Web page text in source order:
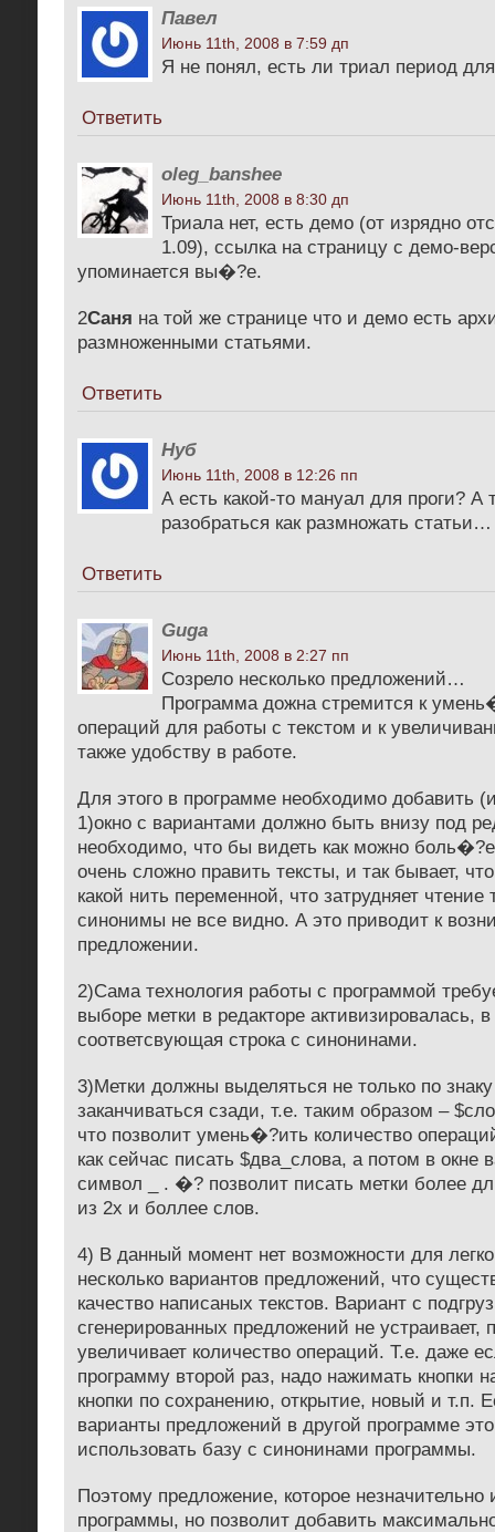
Павел
Июнь 11th, 2008 в 7:59 дп
Я не понял, есть ли триал период
Ответить
oleg_banshee
Июнь 11th, 2008 в 8:30 дп
Триала нет, есть демо (от изрядно
1.09), ссылка на страницу с демо-
упоминается вы�?е.
2Саня на той же странице что и демо есть
размноженными статьями.
Ответить
Нуб
Июнь 11th, 2008 в 12:26 пп
А есть какой-то мануал для проги? А
разобраться как размножать статьи…
Ответить
Guga
Июнь 11th, 2008 в 2:27 пп
Cозрело несколько предложений…
Программа дожна стремится к
операций для работы с текстом и к
также удобству в работе.
Для этого в программе необходимо добавить
1)окно с вариантами должно быть внизу под
необходимо, что бы видеть как можно
очень сложно править тексты, и так бывает,
какой нить переменной, что затрудняет чтение
синонимы не все видно. А это приводит к
предложении.
2)Сама технология работы с программой
выборе метки в редакторе активизировалась,
соответсвующая строка с синонинами.
3)Метки должны выделяться не только по
заканчиваться сзади, т.е. таким образом –
что позволит умень�?ить количество
как сейчас писать $два_слова, а потом в окне
символ _ . �? позволит писать метки более
из 2х и боллее слов.
4) В данный момент нет возможности для
несколько вариантов предложений, что
качество написаных текстов. Вариант с
сгенерированных предложений не устраивает,
увеличивает количество операций. Т.е. даже
программу второй раз, надо нажимать кнопки
кнопки по сохранению, открытие, новый и т.п.
варианты предложений в другой программе
использовать базу с синонинами программы.
Поэтому предложение, которое незначительно
программы, но позволит добавить